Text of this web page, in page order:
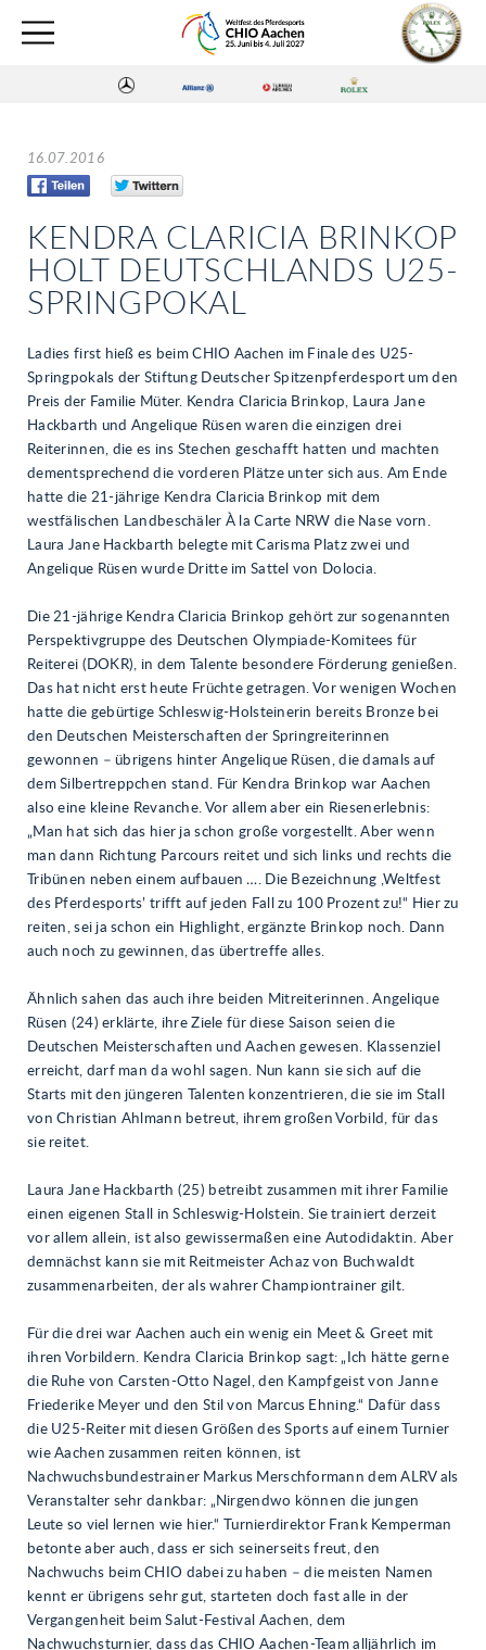
16.07.2016
KENDRA CLARICIA BRINKOP
HOLT DEUTSCHLANDS U25-
SPRINGPOKAL
Ladies first hieß es beim CHIO Aachen im Finale des U25-
Springpokals der Stiftung Deutscher Spitzenpferdesport um den
Preis der Familie Müter. Kendra Claricia Brinkop, Laura Jane
Hackbarth und Angelique Rüsen waren die einzigen drei
Reiterinnen, die es ins Stechen geschafft hatten und machten
dementsprechend die vorderen Plätze unter sich aus. Am Ende
hatte die 21-jährige Kendra Claricia Brinkop mit dem
westfälischen Landbeschäler À la Carte NRW die Nase vorn.
Laura Jane Hackbarth belegte mit Carisma Platz zwei und
Angelique Rüsen wurde Dritte im Sattel von Dolocia.
Die 21-jährige Kendra Claricia Brinkop gehört zur sogenannten
Perspektivgruppe des Deutschen Olympiade-Komitees für
Reiterei (DOKR), in dem Talente besondere Förderung genießen.
Das hat nicht erst heute Früchte getragen. Vor wenigen Wochen
hatte die gebürtige Schleswig-Holsteinerin bereits Bronze bei
den Deutschen Meisterschaften der Springreiterinnen
gewonnen – übrigens hinter Angelique Rüsen, die damals auf
dem Silbertreppchen stand. Für Kendra Brinkop war Aachen
also eine kleine Revanche. Vor allem aber ein Riesenerlebnis:
„Man hat sich das hier ja schon große vorgestellt. Aber wenn
man dann Richtung Parcours reitet und sich links und rechts die
Tribünen neben einem aufbauen …. Die Bezeichnung ,Weltfest
des Pferdesports’ trifft auf jeden Fall zu 100 Prozent zu!“ Hier zu
reiten, sei ja schon ein Highlight, ergänzte Brinkop noch. Dann
auch noch zu gewinnen, das übertreffe alles.
Ähnlich sahen das auch ihre beiden Mitreiterinnen. Angelique
Rüsen (24) erklärte, ihre Ziele für diese Saison seien die
Deutschen Meisterschaften und Aachen gewesen. Klassenziel
erreicht, darf man da wohl sagen. Nun kann sie sich auf die
Starts mit den jüngeren Talenten konzentrieren, die sie im Stall
von Christian Ahlmann betreut, ihrem großen Vorbild, für das
sie reitet.
Laura Jane Hackbarth (25) betreibt zusammen mit ihrer Familie
einen eigenen Stall in Schleswig-Holstein. Sie trainiert derzeit
vor allem allein, ist also gewissermaßen eine Autodidaktin. Aber
demnächst kann sie mit Reitmeister Achaz von Buchwaldt
zusammenarbeiten, der als wahrer Championtrainer gilt.
Für die drei war Aachen auch ein wenig ein Meet & Greet mit
ihren Vorbildern. Kendra Claricia Brinkop sagt: „Ich hätte gerne
die Ruhe von Carsten-Otto Nagel, den Kampfgeist von Janne
Friederike Meyer und den Stil von Marcus Ehning.“ Dafür dass
die U25-Reiter mit diesen Größen des Sports auf einem Turnier
wie Aachen zusammen reiten können, ist
Nachwuchsbundestrainer Markus Merschformann dem ALRV als
Veranstalter sehr dankbar: „Nirgendwo können die jungen
Leute so viel lernen wie hier.“ Turnierdirektor Frank Kemperman
betonte aber auch, dass er sich seinerseits freut, den
Nachwuchs beim CHIO dabei zu haben – die meisten Namen
kennt er übrigens sehr gut, starteten doch fast alle in der
Vergangenheit beim Salut-Festival Aachen, dem
Nachwuchsturnier, dass das CHIO Aachen-Team alljährlich im